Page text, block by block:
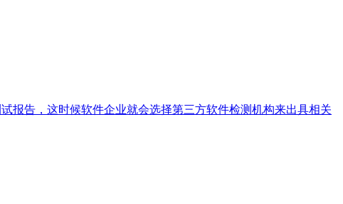
报告，这时候软件企业就会选择第三方软件检测机构来出具相关